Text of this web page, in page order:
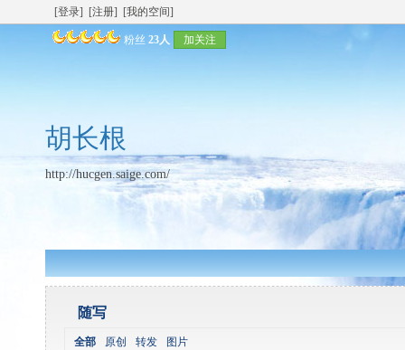
[登录] [注册] [我的空间]
粉丝 23人 加关注
胡长根
http://hucgen.saige.com/
随写
全部 原创 转发 图片